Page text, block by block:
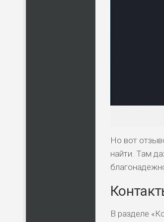
Но вот
найти. Там
В разделе